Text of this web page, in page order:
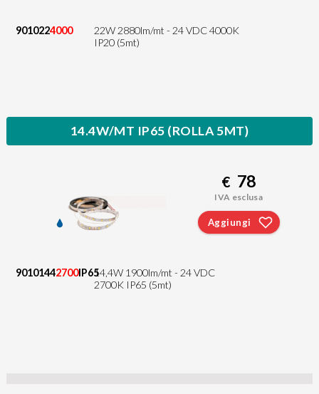
9010224000
22W 2880lm/mt - 24 VDC 4000K
IP20 (5mt)
14.4W/MT IP65 (ROLLA 5MT)
90101442700IP6514,4W 1900lm/mt - 24 VDC
2700K IP65 (5mt)
€ 78
IVA esclusa
Aggiungi